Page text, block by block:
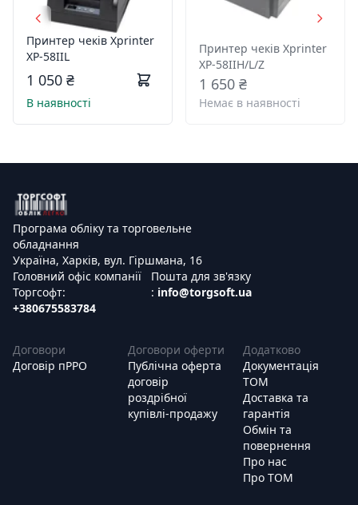
Принтер чеків Xprinter
XP-58IIL
1 050 ₴
В наявності
Принтер чеків Xprinter
XP-58IIН/L/Z
1 650 ₴
Немає в наявності
Програма обліку та торговельне
обладнання
Україна, Харків, вул. Гіршмана, 16
Головний офіс компанії
Торгсофт:
+380675583784
Пошта для зв'язку
: info@torgsoft.ua
Договори
Договір пРРО
Договори оферти
Публічна оферта
договір
роздрібної
купівлі-продажу
Додатково
Документація
ТОМ
Доставка та
гарантія
Обмін та
повернення
Про нас
Про ТОМ